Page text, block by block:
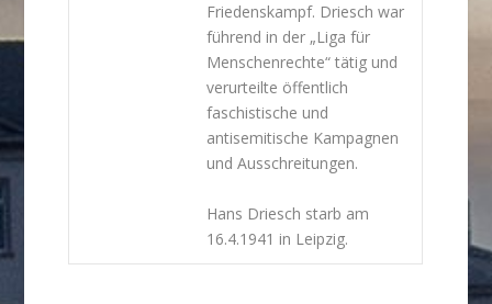
Friedenskampf. Driesch war
führend in der „Liga für
Menschenrechte“ tätig und
verurteilte öffentlich
faschistische und
antisemitische Kampagnen
und Ausschreitungen.
Hans Driesch starb am
16.4.1941 in Leipzig.